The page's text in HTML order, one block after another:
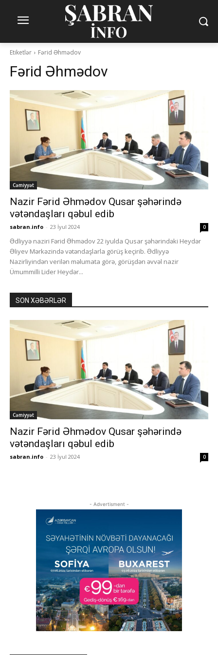
Etiketlər Fərid Əhmədov
Fərid Əhmədov
Cəmiyyət
Nazir Fərid Əhmədov Qusar şəhərində
vətəndaşları qəbul edib
sabran.info - 23 İyul 2024 0
Ədliyyə naziri Fərid Əhmədov 22 iyulda Qusar şəhərindəki Heydər
Əliyev Mərkəzində vətəndaşlarla görüş keçirib. Ədliyyə
Nazirliyindən verilən məlumata görə, görüşdən əvvəl nazir
Ümummilli Lider Heydər...
SON XƏBƏRLƏR
Cəmiyyət
Nazir Fərid Əhmədov Qusar şəhərində
vətəndaşları qəbul edib
sabran.info - 23 İyul 2024 0
- Advertisment -